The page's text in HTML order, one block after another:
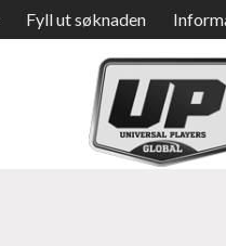
Fyll ut søknaden